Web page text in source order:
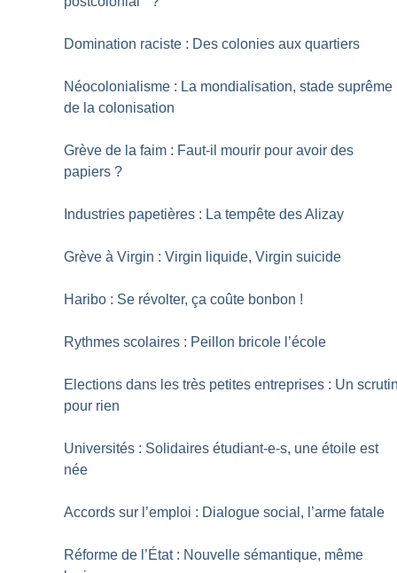
Domination raciste : Des colonies aux quartiers
Néocolonialisme : La mondialisation, stade suprême
de la colonisation
Grève de la faim : Faut-il mourir pour avoir des
papiers ?
Industries papetières : La tempête des Alizay
Grève à Virgin : Virgin liquide, Virgin suicide
Haribo : Se révolter, ça coûte bonbon !
Rythmes scolaires : Peillon bricole l’école
Elections dans les très petites entreprises : Un
pour rien
Universités : Solidaires étudiant-e-s, une étoile est
née
Accords sur l’emploi : Dialogue social, l’arme fatale
Réforme de l’État : Nouvelle sémantique, même